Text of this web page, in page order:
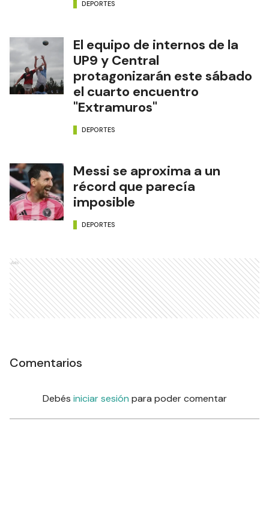
DEPORTES
El equipo de internos de la
UP9 y Central
protagonizarán este sábado
el cuarto encuentro
"Extramuros"
DEPORTES
Messi se aproxima a un
récord que parecía
imposible
DEPORTES
Ads
Comentarios
Debés iniciar sesión para poder comentar